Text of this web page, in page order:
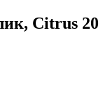
Citrus 20